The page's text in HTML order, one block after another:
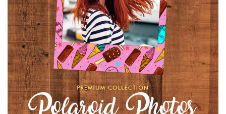
Large 6000*4000px
Free download